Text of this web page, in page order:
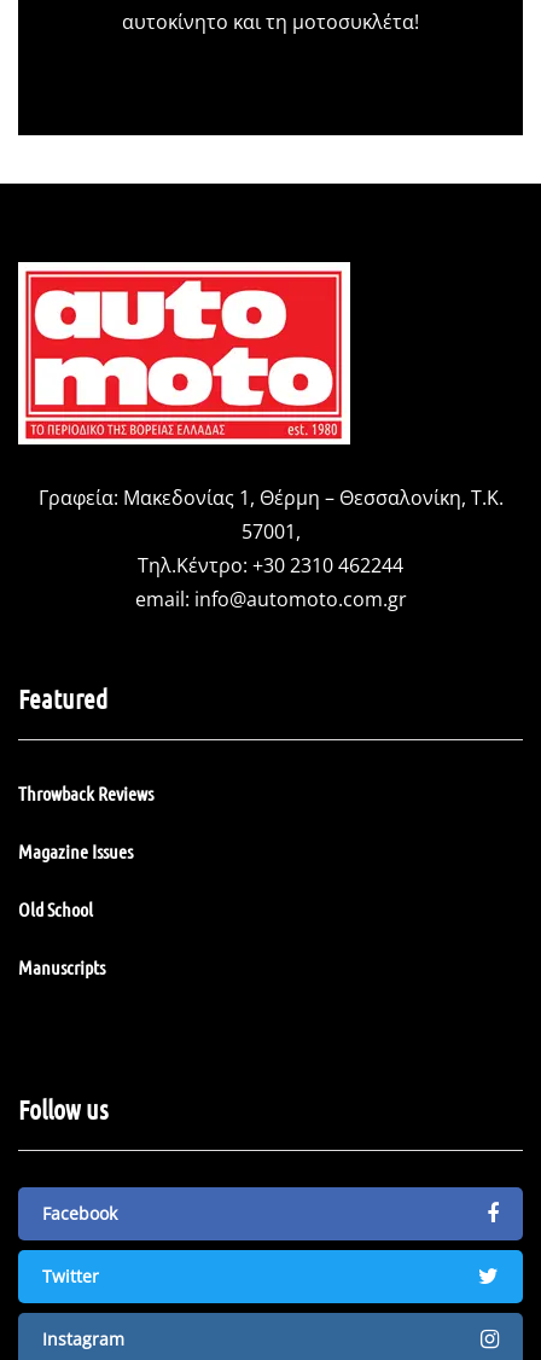
αυτοκίνητο και τη μοτοσυκλέτα!
Γραφεία: Μακεδονίας 1, Θέρμη – Θεσσαλονίκη, Τ.Κ.
57001,
Τηλ.Κέντρο: +30 2310 462244
email: info@automoto.com.gr
Featured
Throwback Reviews
Magazine Issues
Old School
Manuscripts
Follow us
Facebook
Twitter
Instagram